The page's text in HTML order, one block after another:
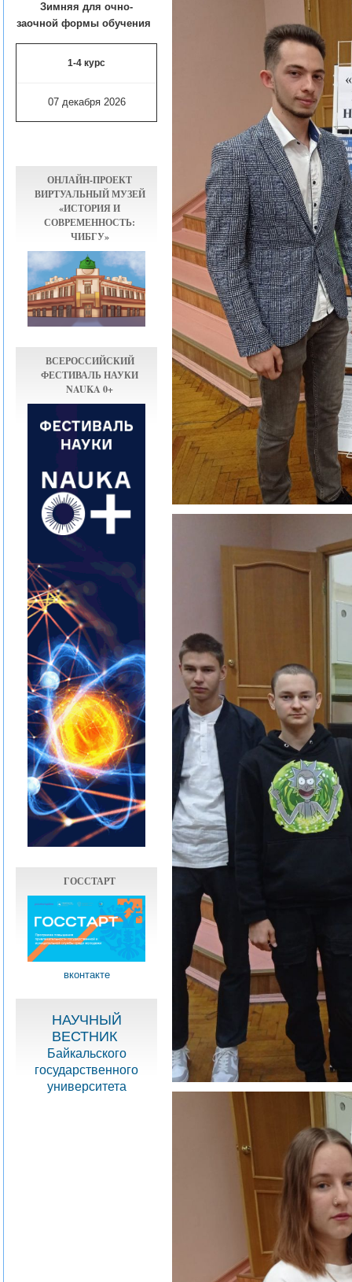
Зимняя для очно-
заочной формы обучения
1-4 курс
07 декабря 2026
ОНЛАЙН-ПРОЕКТ
ВИРТУАЛЬНЫЙ МУЗЕЙ
«ИСТОРИЯ И
СОВРЕМЕННОСТЬ:
ЧИБГУ»
ВСЕРОССИЙСКИЙ
ФЕСТИВАЛЬ НАУКИ
NAUKA 0+
ГОССТАРТ
вконтакте
НАУЧНЫЙ
ВЕСТНИК
Байкальского
государственного
университета